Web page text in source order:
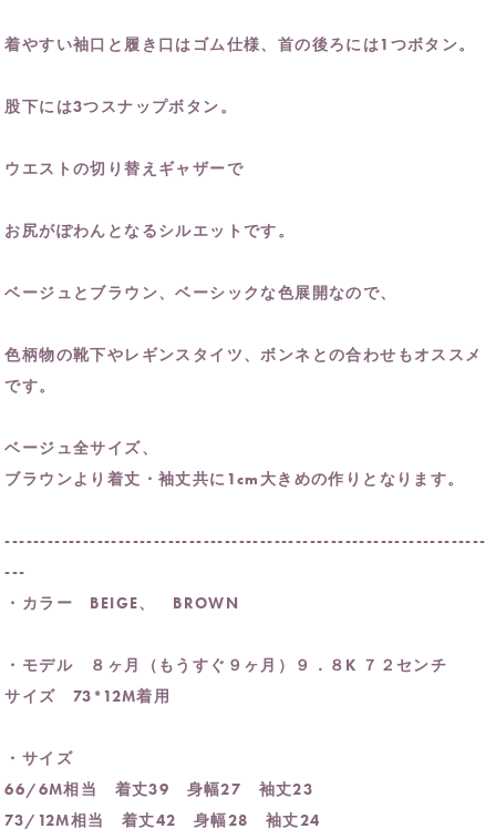
着やすい袖口と履き口はゴム仕様、首の後ろには1つボタン。
股下には3つスナップボタン。
ウエストの切り替えギャザーで
お尻がぽわんとなるシルエットです。
ベージュとブラウン、ベーシックな色展開なので、
色柄物の靴下やレギンスタイツ、ボンネとの合わせもオススメ
です。
ベージュ全サイズ、
ブラウンより着丈・袖丈共に1cm大きめの作りとなります。
--------------------------------------------------------------------
---
・カラー BEIGE、 BROWN
・モデル ８ヶ月（もうすぐ９ヶ月）９．８K ７２センチ
サイズ 73*12M着用
・サイズ
66/6M相当 着丈39 身幅27 袖丈23
73/12M相当 着丈42 身幅28 袖丈24